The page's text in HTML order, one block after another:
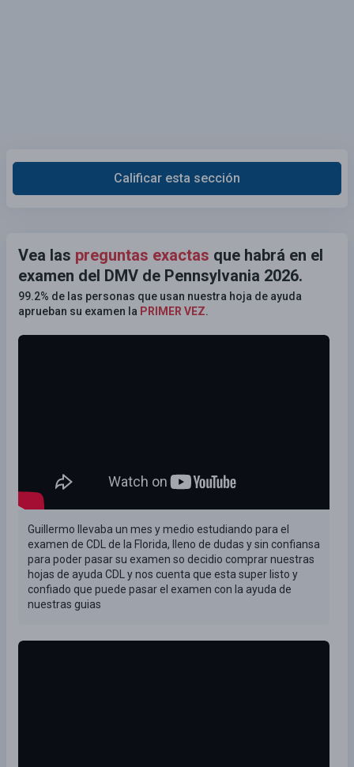
Calificar esta sección
Vea las preguntas exactas que habrá en el
examen del DMV de Pennsylvania 2026.
99.2% de las personas que usan nuestra hoja de ayuda
aprueban su examen la PRIMER VEZ.
Guillermo llevaba un mes y medio estudiando para el
examen de CDL de la Florida, lleno de dudas y sin confiansa
para poder pasar su examen so decidio comprar nuestras
hojas de ayuda CDL y nos cuenta que esta super listo y
confiado que puede pasar el examen con la ayuda de
nuestras guias